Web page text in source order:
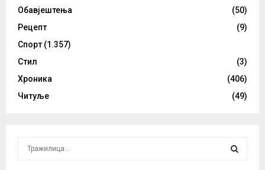
Обавјештења
(50)
Рецепт
(9)
Спорт (1.357)
Стил
(3)
Хроника
(406)
Читуље
(49)